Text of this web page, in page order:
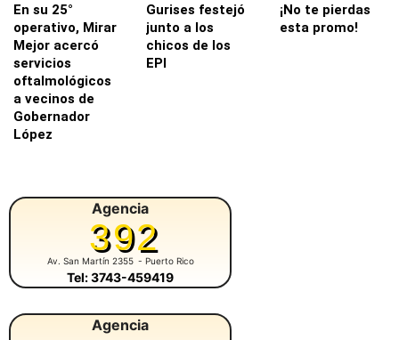
En su 25°
operativo, Mirar
Mejor acercó
servicios
oftalmológicos
a vecinos de
Gobernador
López
Gurises festejó
junto a los
chicos de los
EPI
¡No te pierdas
esta promo!
Agencia
392
Av. San Martín 2355 - Puerto Rico
Tel: 3743-459419
Agencia